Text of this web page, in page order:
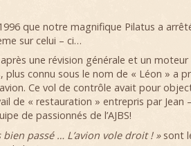
que notre magnifique Pilatus a
sur celui – ci…
une révision générale et un
plus connu sous le nom de « Léon » a
Ce vol de contrôle avait pour
de « restauration » entrepris par Jean
de passionnés de l’AJBS!
bien passé … L’avion vole droit ! » sont